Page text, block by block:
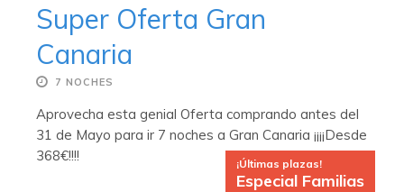
Super Oferta Gran
Canaria
7 NOCHES
Aprovecha esta genial Oferta comprando antes del
31 de Mayo para ir 7 noches a Gran Canaria ¡¡¡¡Desde
368€!!!!
¡Últimas plazas!
Especial Familias